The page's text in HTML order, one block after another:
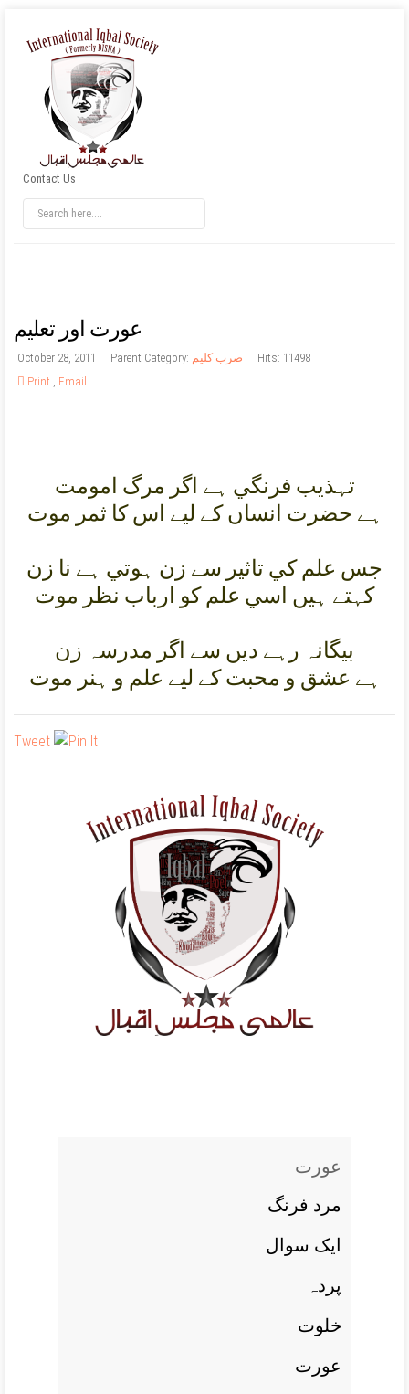
Contact Us
عورت اور تعليم
October 28, 2011 Parent Category: ضرب کلیم
Hits: 11498
Print , Email
تہذيب فرنگي ہے اگر مرگ امومت
ہے حضرت انساں کے ليے اس کا ثمر موت
جس علم کي تاثير سے زن ہوتي ہے نا زن
کہتے ہيں اسي علم کو ارباب نظر موت
بيگانہ رہے ديں سے اگر مدرسہ زن
ہے عشق و محبت کے ليے علم و ہنر موت
Tweet
عورت
مرد فرنگ
ايک سوال
پردہ
خلوت
عورت